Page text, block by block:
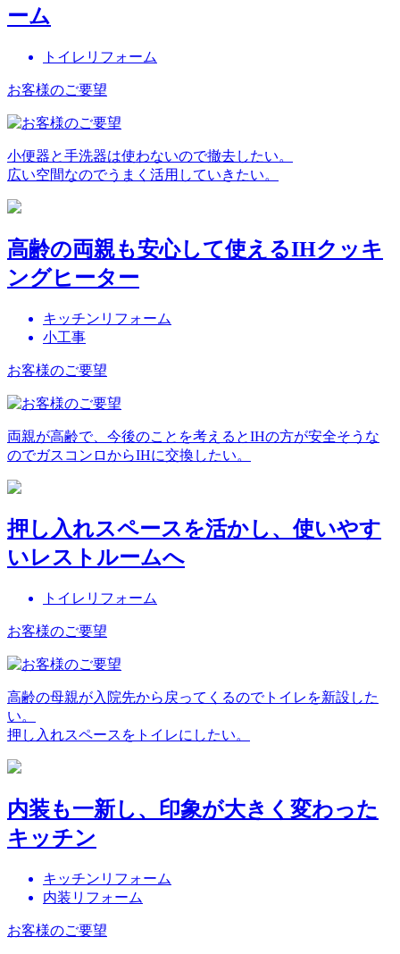
ーム
トイレリフォーム
お客様のご要望
小便器と手洗器は使わないので撤去したい。
広い空間なのでうまく活用していきたい。
高齢の両親も安心して使えるIHクッキ
ングヒーター
キッチンリフォーム
小工事
お客様のご要望
両親が高齢で、今後のことを考えるとIHの方が安全そうな
のでガスコンロからIHに交換したい。
押し入れスペースを活かし、使いやす
いレストルームへ
トイレリフォーム
お客様のご要望
高齢の母親が入院先から戻ってくるのでトイレを新設した
い。
押し入れスペースをトイレにしたい。
内装も一新し、印象が大きく変わった
キッチン
キッチンリフォーム
内装リフォーム
お客様のご要望